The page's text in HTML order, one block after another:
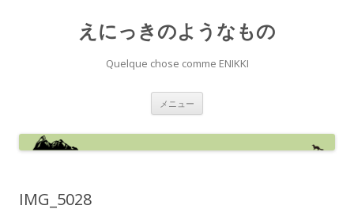
えにっきのようなもの
Quelque chose comme ENIKKI
メニュー
ン
へ
IMG_5028